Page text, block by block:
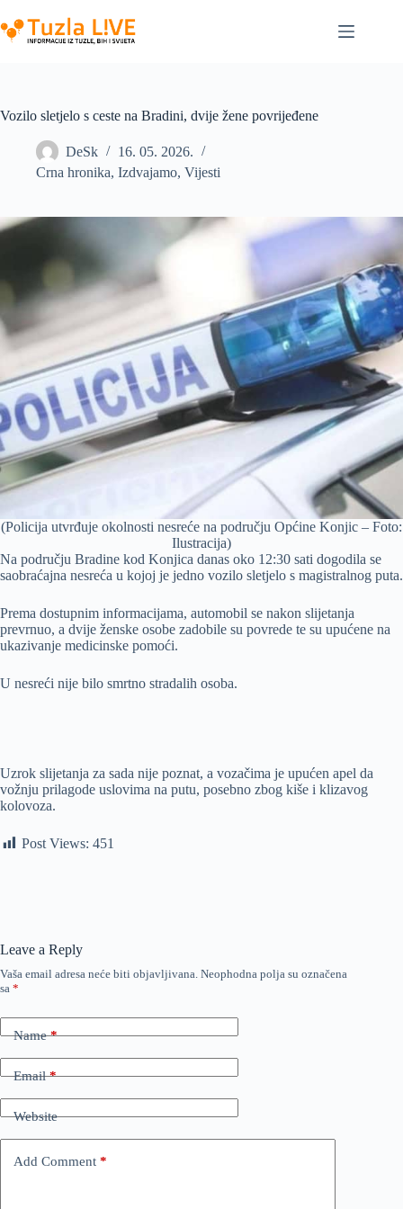
to
content
Vozilo sletjelo s ceste na Bradini, dvije žene povrijeđene
DeSk
16. 05. 2026.
Crna hronika, Izdvajamo, Vijesti
(Policija utvrđuje okolnosti nesreće na području Općine Konjic – Foto:
Ilustracija)
Na području Bradine kod Konjica danas oko 12:30 sati dogodila se
saobraćajna nesreća u kojoj je jedno vozilo sletjelo s magistralnog puta.
Prema dostupnim informacijama, automobil se nakon slijetanja
prevrnuo, a dvije ženske osobe zadobile su povrede te su upućene na
ukazivanje medicinske pomoći.
U nesreći nije bilo smrtno stradalih osoba.
Uzrok slijetanja za sada nije poznat, a vozačima je upućen apel da
vožnju prilagode uslovima na putu, posebno zbog kiše i klizavog
kolovoza.
Post Views: 451
Leave a Reply
Vaša email adresa neće biti objavljivana. Neophodna polja su označena
sa *
Name*
Email*
Website
Add Comment *